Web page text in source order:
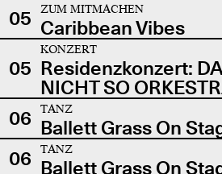
05
ZUM MITMACHEN
Caribbean Vibes
05
KONZERT
Residenzkonzert:
NICHT SO
06
TANZ
Ballett Grass On
06
TANZ
Ballett Grass On